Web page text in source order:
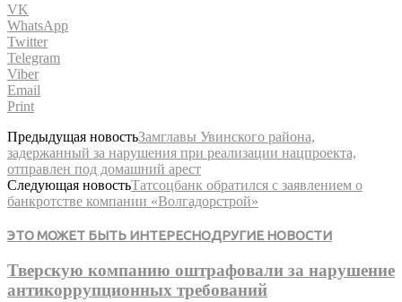
VK
WhatsApp
Twitter
Telegram
Viber
Email
Print
Предыдущая новостьЗамглавы Увинского района,
задержанный за нарушения при реализации нацпроекта,
отправлен под домашний арест
Следующая новостьТатсоцбанк обратился с заявлением о
банкротстве компании «Волгадорстрой»
ЭТО МОЖЕТ БЫТЬ ИНТЕРЕСНОДРУГИЕ НОВОСТИ
Тверскую компанию оштрафовали за нарушение
антикоррупционных требований